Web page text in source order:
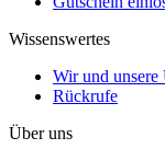
Wissenswertes
Wir und
Rückrufe
Über uns